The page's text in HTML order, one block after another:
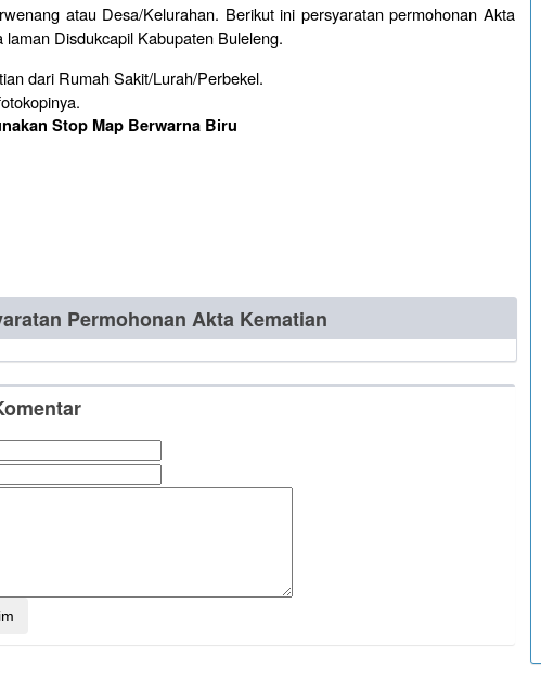
atau Desa/Kelurahan. Berikut ini persyaratan permohonan Akta
pada laman Disdukcapil Kabupaten Buleleng.
dari Rumah Sakit/Lurah/Perbekel.
Stop Map Berwarna Biru
Permohonan Akta Kematian